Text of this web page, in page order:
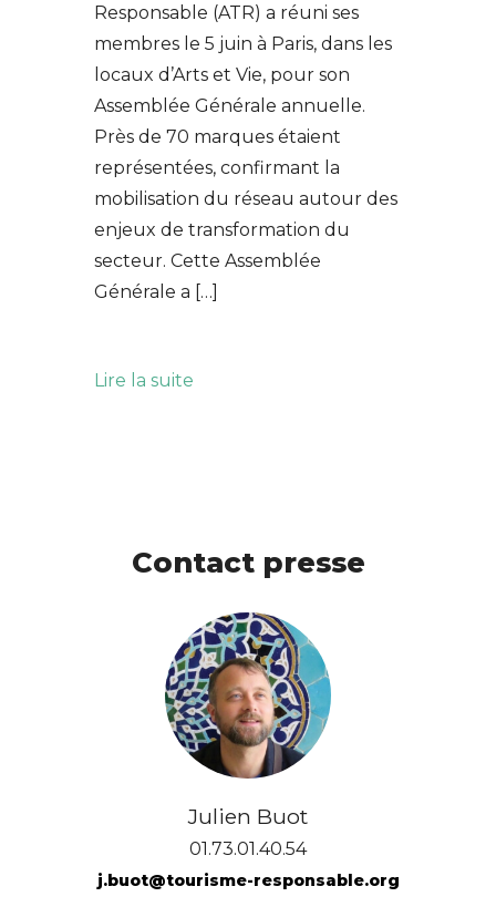
Responsable (ATR) a réuni ses
membres le 5 juin à Paris, dans les
locaux d’Arts et Vie, pour son
Assemblée Générale annuelle.
Près de 70 marques étaient
représentées, confirmant la
mobilisation du réseau autour des
enjeux de transformation du
secteur. Cette Assemblée
Générale a […]
Lire la suite
Contact presse
Julien Buot
01.73.01.40.54
j.buot@tourisme-responsable.org